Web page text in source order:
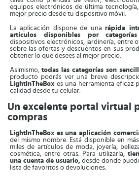
equipos electrónicos de última
mejor precio desde tu dispositivo móvil.
La aplicación dispone de unarápida
artículos disponibles por
dispositivos electrónicos, jardinería, entre
sobre las ofertas y descuentos en sus
obtener lo que desees al mejor precio.
Asimismo, todas las categorías son
producto podrás ver una breve
LightInTheBox es una herramienta eficaz
calidad desde tu celular.
Un excelente portal virtual
compras
LightInTheBox es una aplicación
del mismo nombre. Está disponible en
miles de artículos de moda, joyería,
cosmética, entre otras. Para utilizarla,
una cuenta de usuario, desde donde
lista de favoritos o devoluciones.